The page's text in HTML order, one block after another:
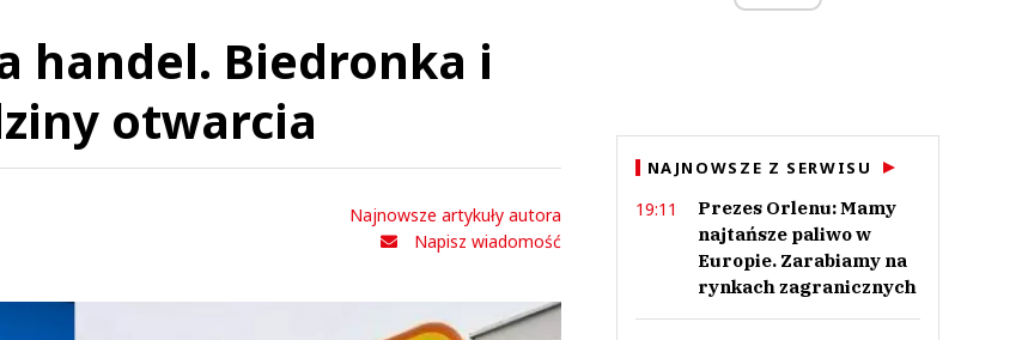
handel. Biedronka i
otwarcia
Najnowsze artykuły autora
Napisz wiadomość
NAJNOWSZE Z SERWISU
19:11
Prezes Orlenu: Mamy
najtańsze paliwo w
Europie. Zarabiamy na
rynkach zagranicznych